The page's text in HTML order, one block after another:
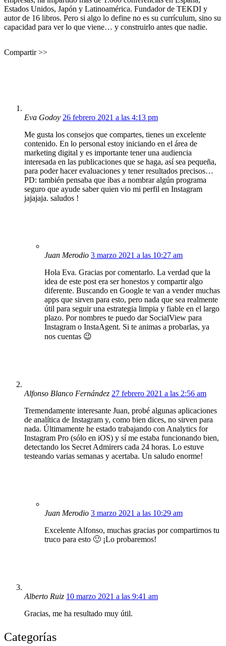
Estados Unidos, Japón y Latinoamérica. Fundador de TEKDI y
autor de 16 libros. Pero si algo lo define no es su currículum, sino su
capacidad para ver lo que viene… y construirlo antes que nadie.
Compartir >>
Eva Godoy 26 febrero 2021 a las 4:13 pm
Me gusta los consejos que compartes, tienes un excelente
contenido. En lo personal estoy iniciando en el área de
marketing digital y es importante tener una audiencia
interesada en las publicaciones que se haga, así sea pequeña,
para poder hacer evaluaciones y tener resultados precisos…
PD: también pensaba que ibas a nombrar algún programa
seguro que ayude saber quien vio mi perfil en Instagram
jajajaja. saludos !
Juan Merodio 3 marzo 2021 a las 10:27 am
Hola Eva. Gracias por comentarlo. La verdad que la
idea de este post era ser honestos y compartir algo
diferente. Buscando en Google te van a vender muchas
apps que sirven para esto, pero nada que sea realmente
útil para seguir una estrategia limpia y fiable en el largo
plazo. Por nombres te puedo dar SocialView para
Instagram o InstaAgent. Si te animas a probarlas, ya
nos cuentas 😉
Alfonso Blanco Fernández 27 febrero 2021 a las 2:56 am
Tremendamente interesante Juan, probé algunas aplicaciones
de analítica de Instagram y, como bien dices, no sirven para
nada. Últimamente he estado trabajando con Analytics for
Instagram Pro (sólo en iOS) y sí me estaba funcionando bien,
detectando los Secret Admirers cada 24 horas. Lo estuve
testeando varias semanas y acertaba. Un saludo enorme!
Juan Merodio 3 marzo 2021 a las 10:29 am
Excelente Alfonso, muchas gracias por compartirnos tu
truco para esto 🙂 ¡Lo probaremos!
Alberto Ruiz 10 marzo 2021 a las 9:41 am
Gracias, me ha resultado muy útil.
Categorías